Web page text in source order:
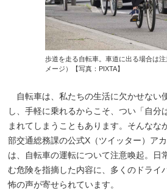
歩道を走る自転車。車道に出る場合は
メージ）【写真：PIXTA】
自転車は、私たちの生活に欠かせない
し、手軽に乗れるからこそ、つい「自分
まれてしまうこともあります。そんなな
部交通総務課の公式X（ツイッター）ア
は、自転車の運転について注意喚起。日
む危険を指摘した内容に、多くのドライ
怖の声が寄せられています。